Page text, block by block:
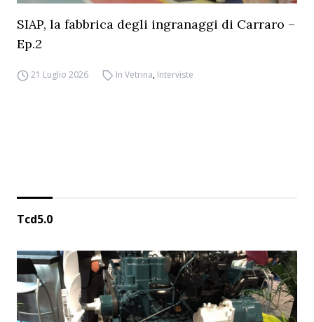
SIAP, la fabbrica degli ingranaggi di Carraro –
Ep.2
21 Luglio 2026 In Vetrina, Interviste
Tcd5.0